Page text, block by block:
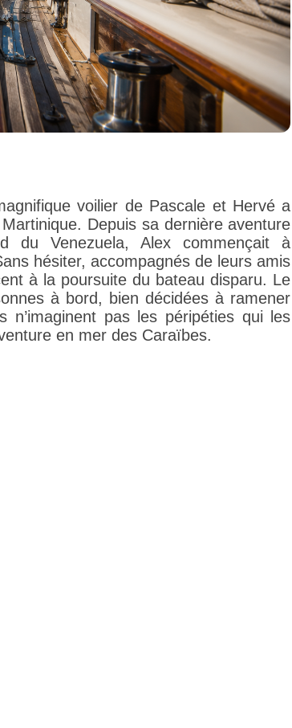
voilier de Pascale et Hervé a
Depuis sa dernière aventure
du Venezuela, Alex commençait à
hésiter, accompagnés de leurs amis
à la poursuite du bateau disparu. Le
à bord, bien décidées à ramener
n’imaginent pas les péripéties qui les
en mer des Caraïbes.